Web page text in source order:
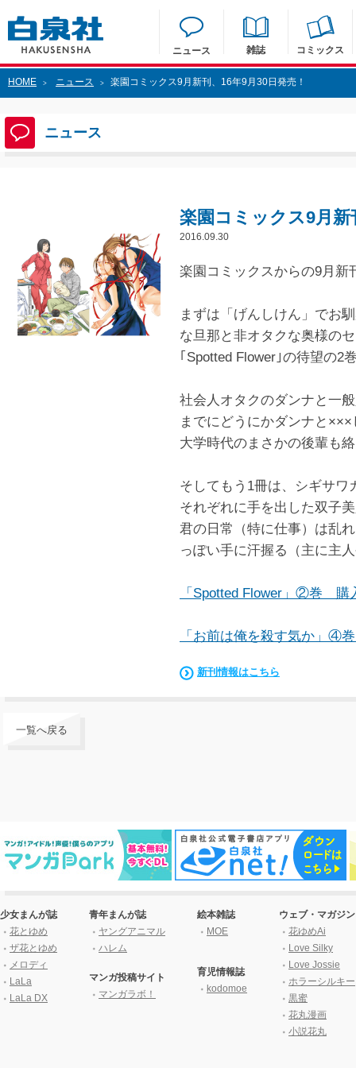
ニュース 雑誌 コミックス
HOME > ニュース > 楽園コミックス9月新刊、16年9月30日発売！
ニュース
楽園コミックス9月新
2016.09.30
楽園コミックスからの9月新
まずは「げんしけん」でお
な旦那と非オタクな奥様の
｢Spotted Flower｣の待望の2
社会人オタクのダンナと一
までにどうにかダンナと
大学時代のまさかの後輩も
そしてもう1冊は、シギサワ
それぞれに手を出した双子
君の日常（特に仕事）は乱
っぽい手に汗握る（主に主
「Spotted Flower」②巻 購
「お前は俺を殺す気か」④
新刊情報はこちら
一覧へ戻る
少女まんが誌
花とゆめ
ザ花とゆめ
メロディ
LaLa
LaLa DX
青年まんが誌
ヤングアニマル
ハレム
マンガ投稿サイト
マンガラボ！
絵本雑誌
MOE
育児情報誌
kodomoe
ウェブ・マガジン
花ゆめAi
Love Silky
Love Jossie
ホラーシルキー
黒蜜
花丸漫画
小説花丸